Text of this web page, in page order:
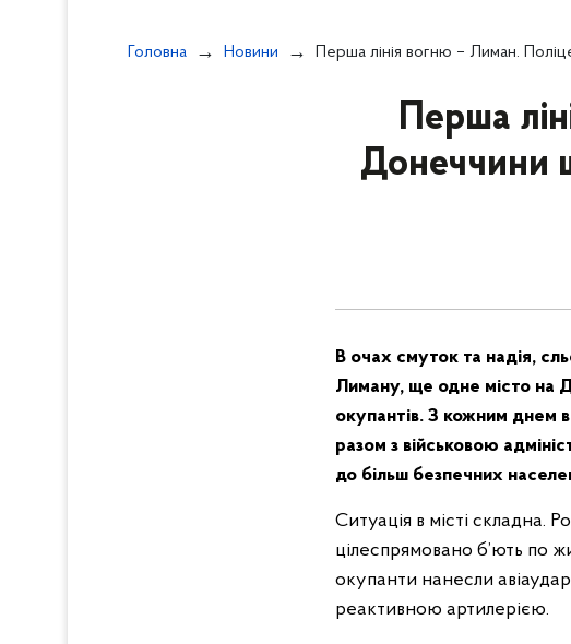
Головна Новини Перша лінія вогню – Лиман. Поліцейські Донеччини щодня рятують
Перша
Донеччини
В очах смуток та надія,
Лиману, ще одне місто на
окупантів. З кожним днем
разом з військовою
до більш безпечних
Ситуація в місті складна.
цілеспрямовано б’ють по
окупанти нанесли
реактивною артилерією.